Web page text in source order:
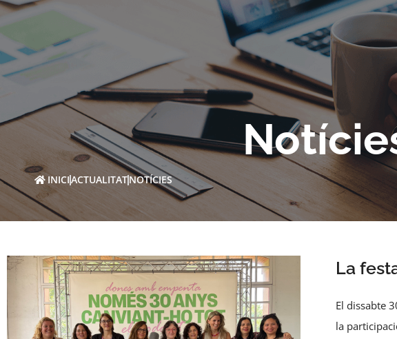
INICIACTUALITATNOTÍCIES
La
El dissabte
la